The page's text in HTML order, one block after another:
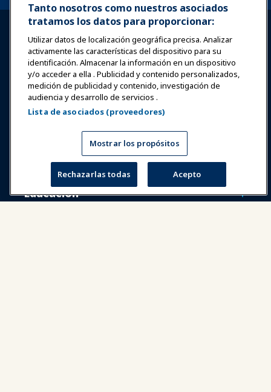
Iniciar sesión Únete ahora
Premios Carreras
Noticias y Funworld
Educación
Tanto nosotros como nuestros asociados
tratamos los datos para proporcionar:
Utilizar datos de localización geográfica precisa. Analizar
activamente las características del dispositivo para su
identificación. Almacenar la información en un dispositivo
y/o acceder a ella . Publicidad y contenido personalizados,
medición de publicidad y contenido, investigación de
audiencia y desarrollo de servicios .
Lista de asociados (proveedores)
Mostrar los propósitos
Rechazarlas todas Acepto